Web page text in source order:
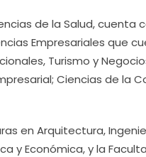
de la Salud, cuenta
Empresariales que
Turismo y
Ciencias de la
en Arquitectura,
y Económica, y la